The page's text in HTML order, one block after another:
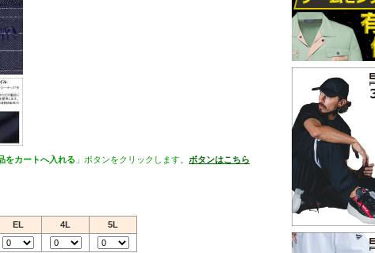
をカートへ入れる 」ボタンをクリックします。 ボタンはこちら
EL 4L 5L